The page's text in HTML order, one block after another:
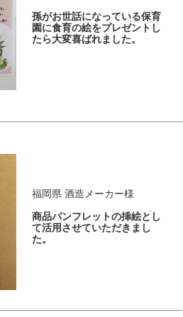
孫がお世話になっている保育
園に食育の絵をプレゼントし
たら大変喜ばれました。
福岡県 酒造メーカー様
商品パンフレットの挿絵とし
て活用させていただきまし
た。